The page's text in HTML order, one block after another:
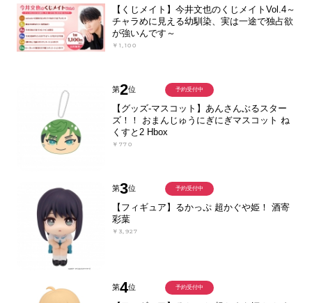
【くじメイト】今井文也のくじメイトVol.4～
チャラめに見える幼馴染、実は一途で独占欲
が強いんです～
￥1,100
第2位
【グッズ-マスコット】あんさんぶるスター
ズ！！ おまんじゅうにぎにぎマスコット ね
くすと2 Hbox
￥770
予約受付中
第3位
【フィギュア】るかっぷ 超かぐや姫！ 酒寄
彩葉
￥3,927
予約受付中
第4位 予約受付中